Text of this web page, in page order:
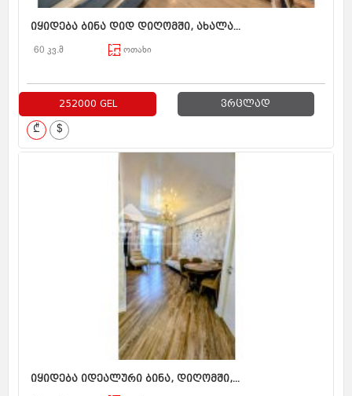
იყიდება ბინა დიდ დიღომში, ახალა...
60 კვ.მ ოთახი
252000 GEL ვრცლად
₾ $
იყიდება იდეალური ბინა, დიღომში,...